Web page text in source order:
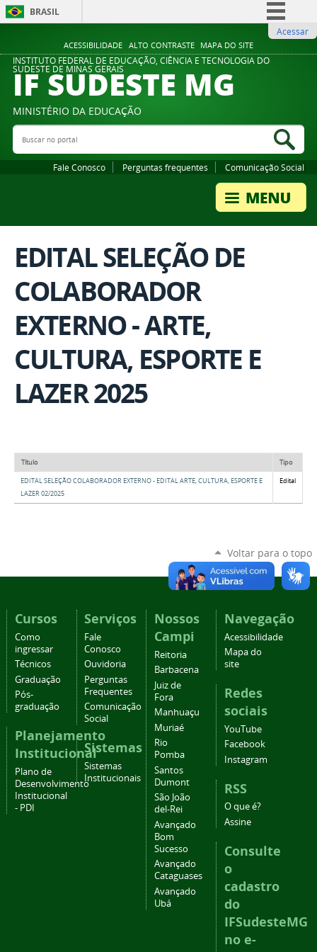
ACESSIBILIDADE ALTO CONTRASTE MAPA DO SITE
BRASIL
Comunica BR
Participe
Legislação
Acessar
INSTITUTO FEDERAL DE EDUCAÇÃO, CIÊNCIA E TECNOLOGIA DO
SUDESTE DE MINAS GERAIS
IF SUDESTE MG
MINISTÉRIO DA EDUCAÇÃO
Buscar no portal
Fale Conosco Perguntas frequentes Comunicação Social
EDITAL SELEÇÃO DE
COLABORADOR
EXTERNO - ARTE,
CULTURA, ESPORTE E
LAZER 2025
Título Tipo
EDITAL SELEÇÃO COLABORADOR EXTERNO - EDITAL ARTE, CULTURA, ESPORTE E
LAZER 02/2025
Edital
Voltar para o topo
Cursos
Como
ingressar
Técnicos
Graduação
Pós-
graduação
Planejamento
Institucional
Plano de
Desenvolvimento
Institucional
- PDI
Serviços
Fale
Conosco
Ouvidoria
Perguntas
Frequentes
Comunicação
Social
Sistemas
Sistemas
Institucionais
Nossos
Campi
Reitoria
Barbacena
Juiz de
Fora
Manhuaçu
Muriaé
Rio
Pomba
Santos
Dumont
São João
del-Rei
Avançado
Bom
Sucesso
Avançado
Cataguases
Avançado
Ubá
Navegação
Acessibilidade
Mapa do
site
Redes
sociais
YouTube
Facebook
Instagram
RSS
O que é?
Assine
Consulte
o
cadastro
do
IFSudesteMG
no e-